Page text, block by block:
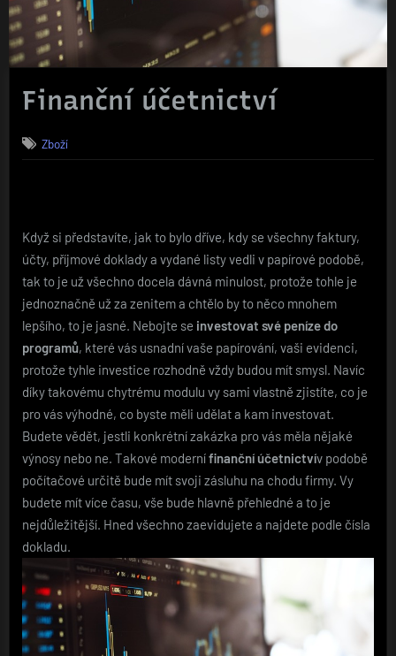
Finanční účetnictví
Zboží
Když si představíte, jak to bylo dříve, kdy se všechny faktury,
účty, příjmové doklady a vydané listy vedli v papírové podobě,
tak to je už všechno docela dávná minulost, protože tohle je
jednoznačně už za zenitem a chtělo by to něco mnohem
lepšího, to je jasné. Nebojte se investovat své peníze do
programů, které vás usnadní vaše papírování, vaši evidenci,
protože tyhle investice rozhodně vždy budou mít smysl. Navíc
díky takovému chytrému modulu vy sami vlastně zjistíte, co je
pro vás výhodné, co byste měli udělat a kam investovat.
Budete vědět, jestli konkrétní zakázka pro vás měla nějaké
výnosy nebo ne. Takové modernífinanční účetnictvív podobě
počítačové určitě bude mít svoji zásluhu na chodu firmy. Vy
budete mít více času, vše bude hlavně přehledné a to je
nejdůležitější. Hned všechno zaevidujete a najdete podle čísla
dokladu.